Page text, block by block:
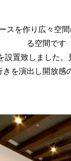
スを作り広々空
る空間です
設置致しました
を演出し開放感